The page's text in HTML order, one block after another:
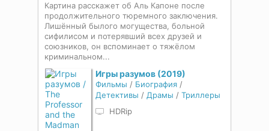
Картина расскажет об Аль Капоне после
продолжительного тюремного заключения.
Лишённый былого могущества, больной
сифилисом и потерявший всех друзей и
союзников, он вспоминает о тяжёлом
криминальном...
Игры разумов (2019)
Фильмы / Биография /
Детективы / Драмы / Триллеры
HDRip